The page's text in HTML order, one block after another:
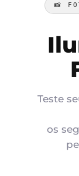
📸
Teste
os